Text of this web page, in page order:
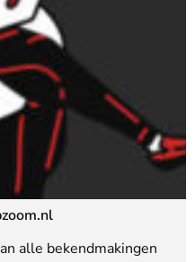
alle bekendmakingen